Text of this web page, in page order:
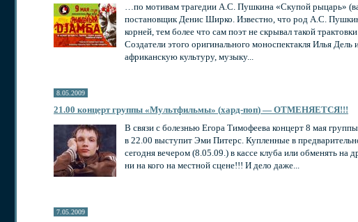
…по мотивам трагедии А.С. Пушкина «Скупой рыцарь»
постановщик Денис Ширко. Известно, что род А.С.
корней, тем более что сам поэт не скрывал такой
Создатели этого оригинального моноспектакля Илья
африканскую культуру, музыку...
8.05.2009
21.00 концерт группы «Мультфильмы» (хард-поп) — ОТМЕНЯЕТСЯ!!!
В связи с болезнью Егора Тимофеева концерт 8 мая
в 22.00 выступит Эми Питерс. Купленные в
сегодня вечером (8.05.09.) в кассе клуба или обменять на
ни на кого на местной сцене!!! И дело даже...
7.05.2009